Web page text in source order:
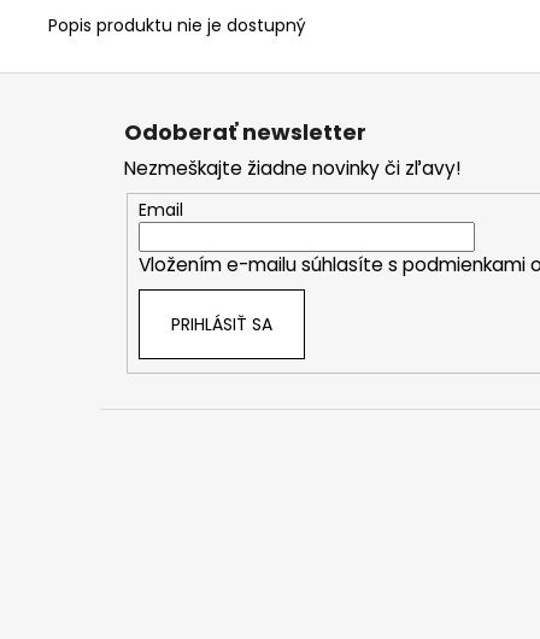
Popis produktu nie je dostupný
Z
Odoberať newsletter
Nezmeškajte žiadne novinky či zľavy!
Email
Vložením e-mailu súhlasíte s podmienkami
PRIHLÁSIŤ SA